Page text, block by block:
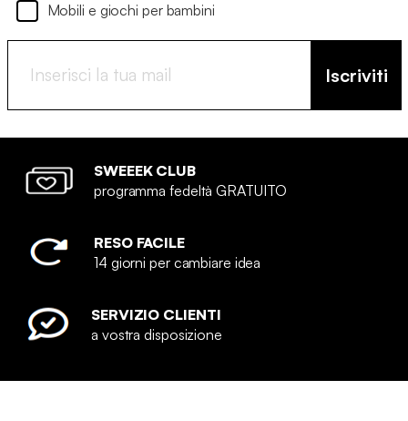
Mobili e giochi per bambini
Iscriviti
SWEEEK CLUB
programma fedeltà GRATUITO
RESO FACILE
14 giorni per cambiare idea
SERVIZIO CLIENTI
a vostra disposizione